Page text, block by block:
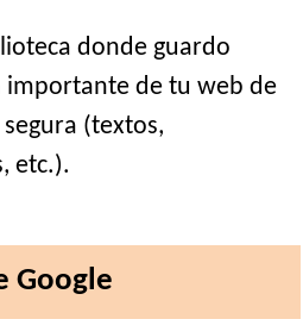
donde guardo
de tu web de
(textos,
etc.).
Google